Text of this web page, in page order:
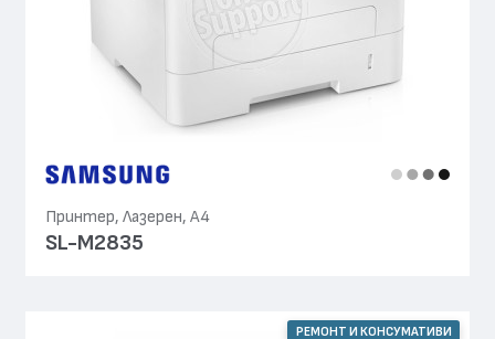
Принтер, Лазерен, А4
SL-M2835
РЕМОНТ И КОНСУМАТИВИ